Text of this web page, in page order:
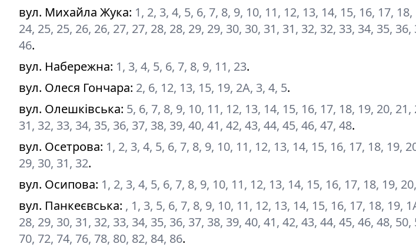
вул. Михайла Жука: 1, 2, 3, 4, 5, 6, 7, 8, 9, 10, 11, 12, 13, 14, 15, 16, 17,
24, 25, 25, 26, 26, 27, 27, 28, 28, 29, 29, 30, 30, 31, 31, 32, 32, 33, 34, 35,
46.
вул. Набережна: 1, 3, 4, 5, 6, 7, 8, 9, 11, 23.
вул. Олеся Гончара: 2, 6, 12, 13, 15, 19, 2А, 3, 4, 5.
вул. Олешківська: 5, 6, 7, 8, 9, 10, 11, 12, 13, 14, 15, 16, 17, 18, 19, 20,
31, 32, 33, 34, 35, 36, 37, 38, 39, 40, 41, 42, 43, 44, 45, 46, 47, 48.
вул. Осетрова: 1, 2, 3, 4, 5, 6, 7, 8, 9, 10, 11, 12, 13, 14, 15, 16, 17, 18, 19,
29, 30, 31, 32.
вул. Осипова: 1, 2, 3, 4, 5, 6, 7, 8, 9, 10, 11, 12, 13, 14, 15, 16, 17, 18, 19,
вул. Панкеєвська: , 1, 3, 5, 6, 7, 8, 9, 10, 11, 12, 13, 14, 15, 16, 17, 18, 19,
28, 29, 30, 31, 32, 33, 34, 35, 36, 37, 38, 39, 40, 41, 42, 43, 44, 45, 46, 48,
70, 72, 74, 76, 78, 80, 82, 84, 86.